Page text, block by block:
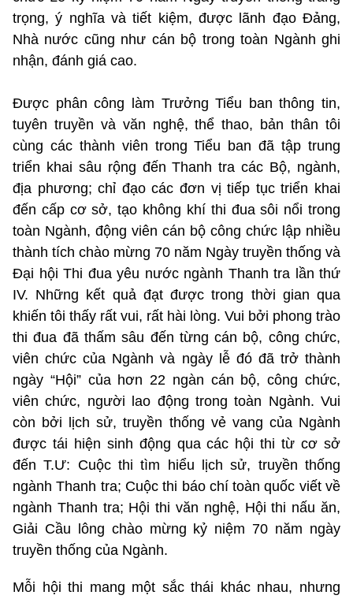
trọng, ý nghĩa và tiết kiệm, được lãnh đạo Đảng,
Nhà nước cũng như cán bộ trong toàn Ngành ghi
nhận, đánh giá cao.
Được phân công làm Trưởng Tiểu ban thông tin,
tuyên truyền và văn nghệ, thể thao, bản thân tôi
cùng các thành viên trong Tiểu ban đã tập trung
triển khai sâu rộng đến Thanh tra các Bộ, ngành,
địa phương; chỉ đạo các đơn vị tiếp tục triển khai
đến cấp cơ sở, tạo không khí thi đua sôi nổi trong
toàn Ngành, động viên cán bộ công chức lập nhiều
thành tích chào mừng 70 năm Ngày truyền thống và
Đại hội Thi đua yêu nước ngành Thanh tra lần thứ
IV. Những kết quả đạt được trong thời gian qua
khiến tôi thấy rất vui, rất hài lòng. Vui bởi phong trào
thi đua đã thấm sâu đến từng cán bộ, công chức,
viên chức của Ngành và ngày lễ đó đã trở thành
ngày “Hội” của hơn 22 ngàn cán bộ, công chức,
viên chức, người lao động trong toàn Ngành. Vui
còn bởi lịch sử, truyền thống vẻ vang của Ngành
được tái hiện sinh động qua các hội thi từ cơ sở
đến T.Ư: Cuộc thi tìm hiểu lịch sử, truyền thống
ngành Thanh tra; Cuộc thi báo chí toàn quốc viết về
ngành Thanh tra; Hội thi văn nghệ, Hội thi nấu ăn,
Giải Cầu lông chào mừng kỷ niệm 70 năm ngày
truyền thống của Ngành.
Mỗi hội thi mang một sắc thái khác nhau, nhưng